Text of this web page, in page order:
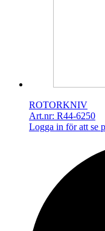
ROTORKNIV
Art.nr: R44-6250
Logga in för att se